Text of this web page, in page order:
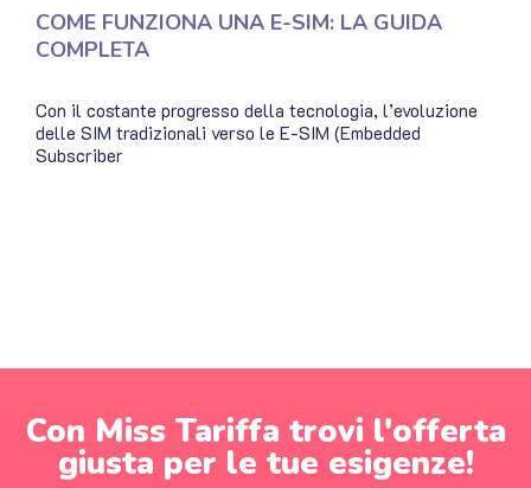
COME FUNZIONA UNA E-SIM: LA GUIDA
COMPLETA
Con il costante progresso della tecnologia, l’evoluzione
delle SIM tradizionali verso le E-SIM (Embedded
Subscriber
Con Miss Tariffa trovi l'offerta
giusta per le tue esigenze!